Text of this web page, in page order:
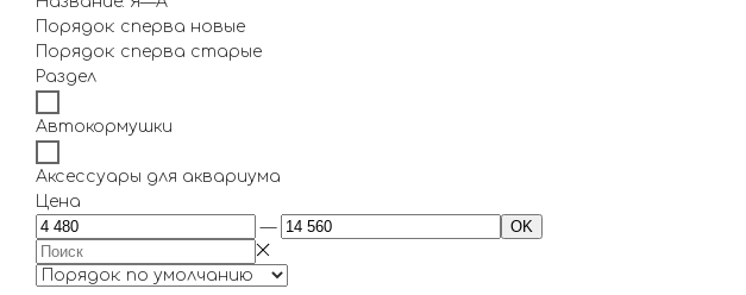
Порядок: сперва новые
Порядок: сперва старые
Раздел
Автокормушки
Аксессуары для аквариума
Цена
—
OK